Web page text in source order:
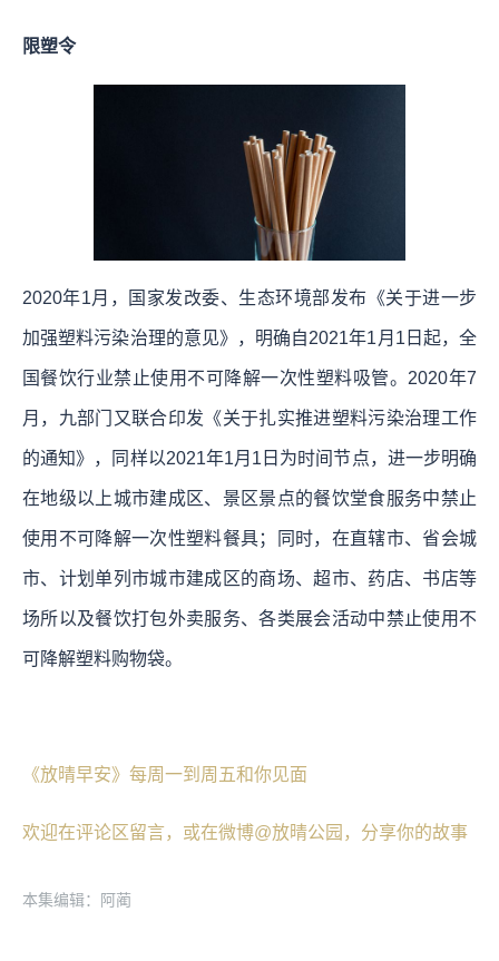
限塑令
2020年1月，国家发改委、生态环境部发布《关于进一步
加强塑料污染治理的意见》，明确自2021年1月1日起，全
国餐饮行业禁止使用不可降解一次性塑料吸管。2020年7
月，九部门又联合印发《关于扎实推进塑料污染治理工作
的通知》，同样以2021年1月1日为时间节点，进一步明确
在地级以上城市建成区、景区景点的餐饮堂食服务中禁止
使用不可降解一次性塑料餐具；同时，在直辖市、省会城
市、计划单列市城市建成区的商场、超市、药店、书店等
场所以及餐饮打包外卖服务、各类展会活动中禁止使用不
可降解塑料购物袋。
《放晴早安》每周一到周五和你见面
欢迎在评论区留言，或在微博@放晴公园，分享你的故事
本集编辑：阿蔺